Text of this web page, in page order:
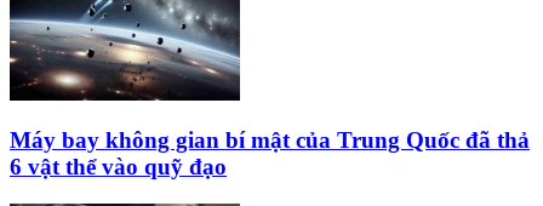
Máy bay không gian bí mật của Trung Quốc đã thả
6 vật thể vào quỹ đạo